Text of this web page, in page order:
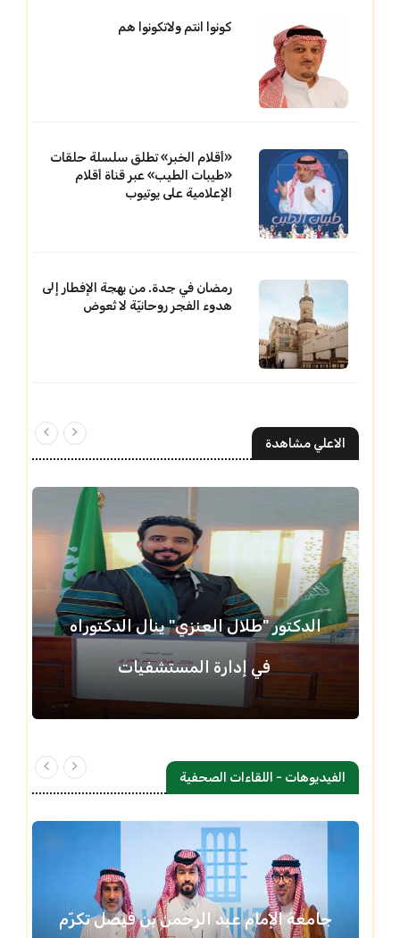
كونوا انتم ولاتكونوا هم
«أقلام الخبر» تطلق سلسلة حلقات
«طيبات الطيب» عبر قناة أقلام
الإعلامية على يوتيوب
رمضان في جدة. من بهجة الإفطار إلى
هدوء الفجر روحانيّة لا تُعوض
الاعلي مشاهدة
الدكتور "طلال العنزي" ينال الدكتوراه
في إدارة المستشفيات
الفيديوهات - اللقاءات الصحفية
جامعة الإمام عبد الرحمن بن فيصل تكرّم